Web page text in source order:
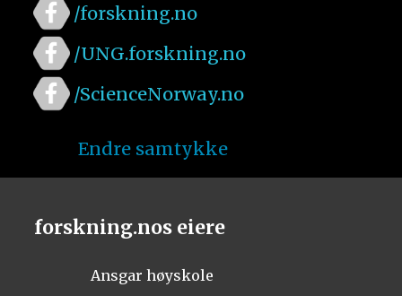
/forskning.no
/UNG.forskning.no
/ScienceNorway.no
Endre samtykke
forskning.nos eiere
Ansgar høyskole